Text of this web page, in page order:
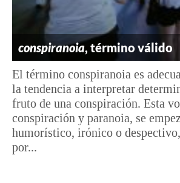
conspiranoia, término válido
El término conspiranoia es
la tendencia a interpretar
fruto de una conspiración. Esta
conspiración y paranoia, se
humorístico, irónico o
por...